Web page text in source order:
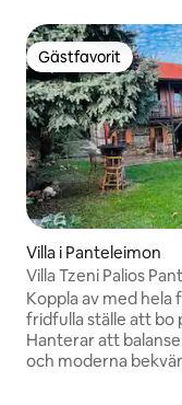
Gästfavorit
Gästfavorit
Villa i Panteleimon
Villa Tzeni Palios
Koppla av med hela
fridfulla ställe att bo
Hanterar att
och moderna